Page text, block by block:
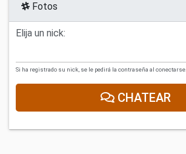
Fotos
Elija un nick:
Si ha registrado su nick, se le pedirá la contraseña al conectarse.
CHATEAR